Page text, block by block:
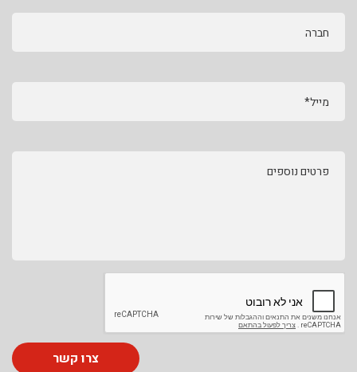
חברה
מייל*
פרטים נוספים
צרו קשר